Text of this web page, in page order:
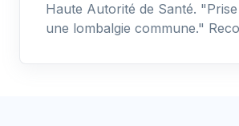
Haute Autorité de Santé.
une lombalgie commune."